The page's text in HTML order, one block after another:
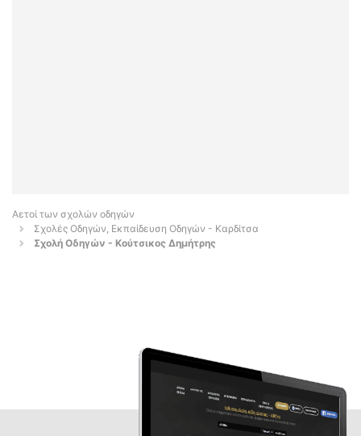
Αετοί των σχολών οδηγών
Σχολές Οδηγών, Εκπαίδευση Οδηγών - Καρδίτσα
Σχολή Οδηγών - Κούτσικος Δημήτρης